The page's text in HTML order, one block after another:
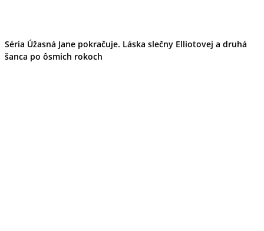
Séria Úžasná Jane pokračuje. Láska slečny Elliotovej a druhá
šanca po ôsmich rokoch